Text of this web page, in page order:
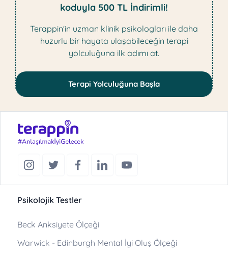
koduyla 500 TL İndirimli!
Terappin'in uzman klinik psikologları ile daha
huzurlu bir hayata ulaşabileceğin terapi
yolculuğuna ilk adımı at.
Terapi Yolculuğuna Başla
Psikolojik Testler
Beck Anksiyete Ölçeği
Warwick - Edinburgh Mental İyi Oluş Ölçeği